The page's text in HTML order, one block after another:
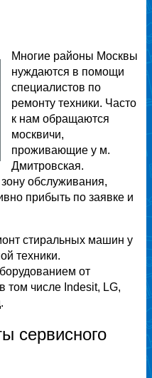
Многие районы Москвы
нуждаются в помощи
специалистов по
ремонту техники. Часто
к нам обращаются
москвичи,
проживающие у м.
Дмитровская.
обслуживания,
прибыть по заявке и
стиральных машин у
техники.
от
том числе Indesit, LG,
сервисного